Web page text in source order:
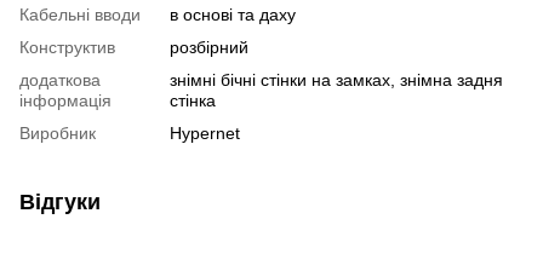
Кабельні вводи
в основі та даху
Конструктив
розбірний
додаткова
інформація
знімні бічні стінки на замках, знімна задня
стінка
Виробник
Hypernet
Відгуки